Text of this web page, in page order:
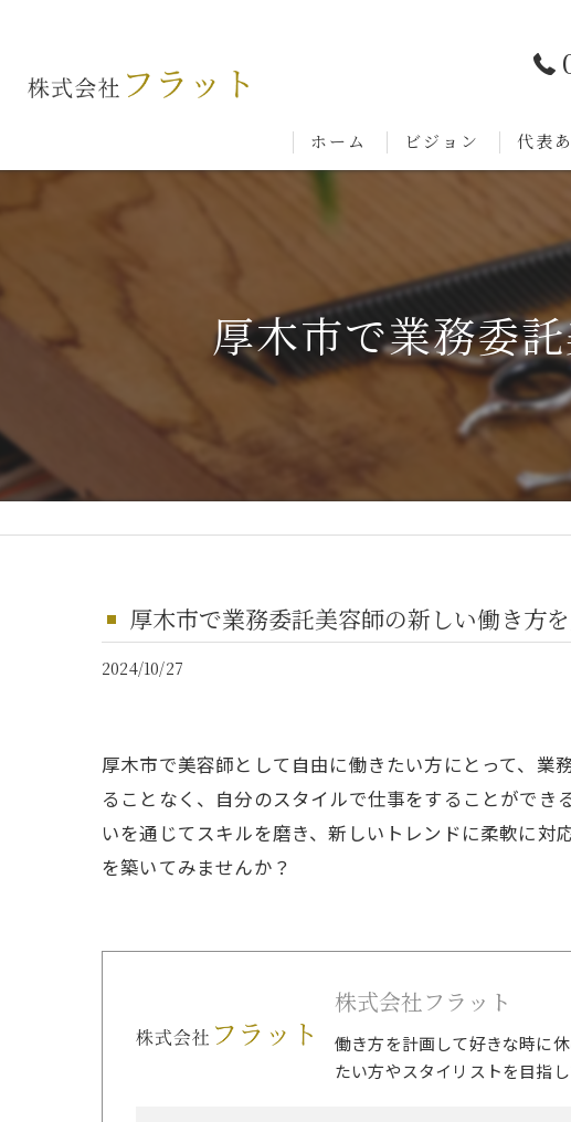
ホーム ビジョン 代表
厚木市で業務委
厚木市で業務委託美容師の新しい働き方
2024/10/27
厚木市で美容師として自由に働きたい方にとって、
ることなく、自分のスタイルで仕事をすることがで
いを通じてスキルを磨き、新しいトレンドに柔軟に
を築いてみませんか？
株式会社フラット
働き方を計画して好きな時に
たい方やスタイリストを目指